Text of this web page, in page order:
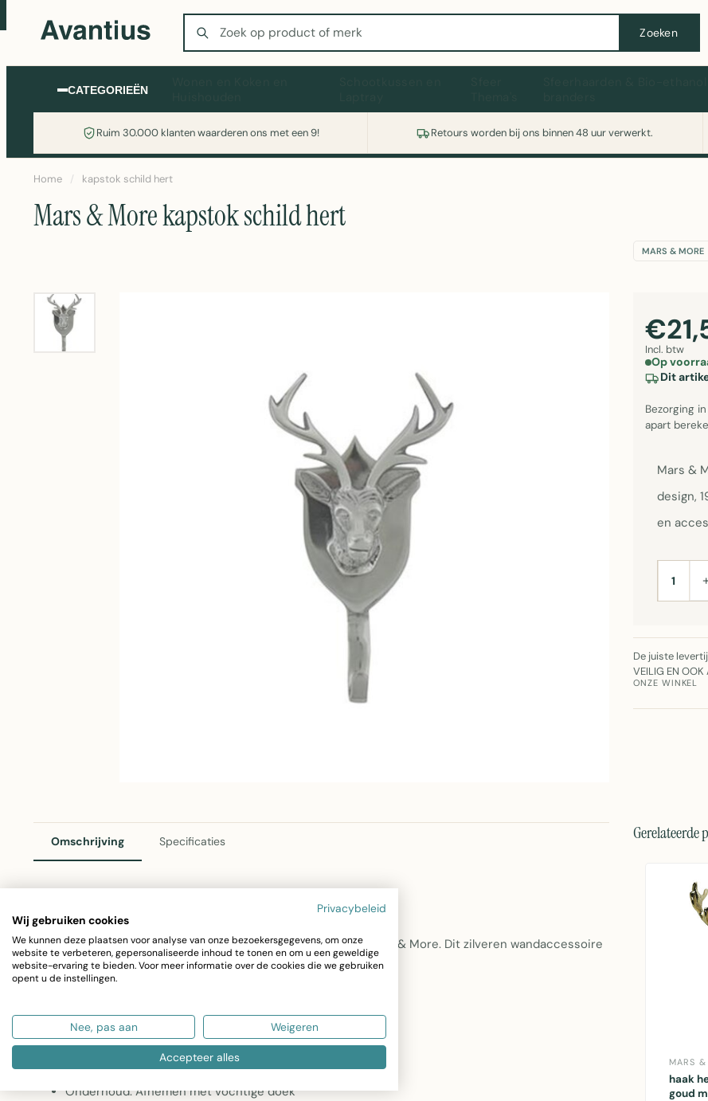
Zoeken
Zoeken
CATEGORIEËN
Ruim 30.000 klanten waarderen ons met een 9! Retours worden bij ons binnen 48 uur verwerkt.
Wasmachine of koelkast nodig? Vergelijk alle prijzen op Witgoedaanbod.nl
Home / kapstok schild hert
Mars & More kapstok schild hert
MARS & MORE
Incl. btw
Op
Dit
Bezorging
apart
Mars &
design,
en
AANTAL
De juiste
VEILIG EN OOK
ONZE WINKEL
Omschrijving Specificaties
Mars & More Kapstok Schild Hert in Zilver
Een stijlvolle en functionele kapstok met hertendesign van Mars & More. Dit zilveren wandaccessoire
combineert vorm en functie perfect in uw interieur.
Materiaal: Aluminium met zilverkleurige afwerking
Afmetingen: 19 x 7 x 11 cm
Gewicht: 200 gram
Design: Elegant hert schildvorm
Onderhoud: Afnemen met vochtige doek
Gerelateerde
MARS
haak
goud
Privacybeleid
Wij gebruiken cookies
We kunnen deze plaatsen voor analyse van onze bezoekersgegevens, om onze
website te verbeteren, gepersonaliseerde inhoud te tonen en om u een geweldige
website-ervaring te bieden. Voor meer informatie over de cookies die we gebruiken
opent u de instellingen.
Nee, pas aan Weigeren
Accepteer alles